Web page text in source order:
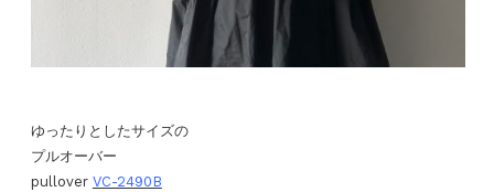
ゆったりとしたサイズの
プルオーバー
pullover VC-2490B